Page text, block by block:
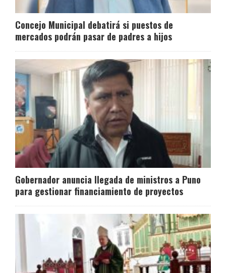
Concejo Municipal debatirá si puestos de
mercados podrán pasar de padres a hijos
Gobernador anuncia llegada de ministros a Puno
para gestionar financiamiento de proyectos